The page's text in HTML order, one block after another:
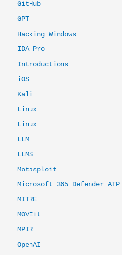
GitHub
GPT
Hacking Windows
IDA Pro
Introductions
iOS
Kali
Linux
Linux
LLM
LLMS
Metasploit
Microsoft 365 Defender ATP
MITRE
MOVEit
MPIR
OpenAI